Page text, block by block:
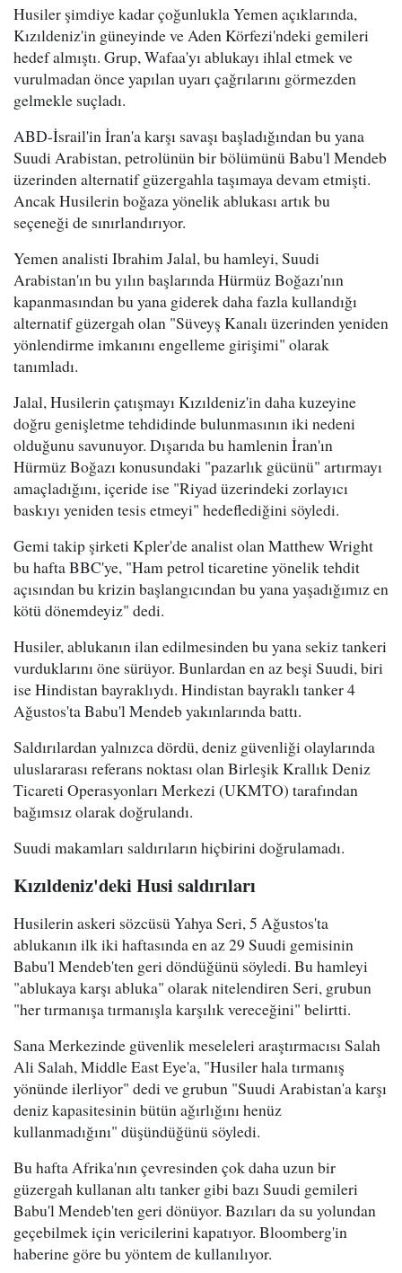
Husiler şimdiye kadar çoğunlukla Yemen açıklarında,
Kızıldeniz'in güneyinde ve Aden Körfezi'ndeki gemileri
hedef almıştı. Grup, Wafaa'yı ablukayı ihlal etmek ve
vurulmadan önce yapılan uyarı çağrılarını görmezden
gelmekle suçladı.
ABD-İsrail'in İran'a karşı savaşı başladığından bu yana
Suudi Arabistan, petrolünün bir bölümünü Babu'l Mendeb
üzerinden alternatif güzergahla taşımaya devam etmişti.
Ancak Husilerin boğaza yönelik ablukası artık bu
seçeneği de sınırlandırıyor.
Yemen analisti Ibrahim Jalal, bu hamleyi, Suudi
Arabistan'ın bu yılın başlarında Hürmüz Boğazı'nın
kapanmasından bu yana giderek daha fazla kullandığı
alternatif güzergah olan "Süveyş Kanalı üzerinden yeniden
yönlendirme imkanını engelleme girişimi" olarak
tanımladı.
Jalal, Husilerin çatışmayı Kızıldeniz'in daha kuzeyine
doğru genişletme tehdidinde bulunmasının iki nedeni
olduğunu savunuyor. Dışarıda bu hamlenin İran'ın
Hürmüz Boğazı konusundaki "pazarlık gücünü" artırmayı
amaçladığını, içeride ise "Riyad üzerindeki zorlayıcı
baskıyı yeniden tesis etmeyi" hedeflediğini söyledi.
Gemi takip şirketi Kpler'de analist olan Matthew Wright
bu hafta BBC'ye, "Ham petrol ticaretine yönelik tehdit
açısından bu krizin başlangıcından bu yana yaşadığımız en
kötü dönemdeyiz" dedi.
Husiler, ablukanın ilan edilmesinden bu yana sekiz tankeri
vurduklarını öne sürüyor. Bunlardan en az beşi Suudi, biri
ise Hindistan bayraklıydı. Hindistan bayraklı tanker 4
Ağustos'ta Babu'l Mendeb yakınlarında battı.
Saldırılardan yalnızca dördü, deniz güvenliği olaylarında
uluslararası referans noktası olan Birleşik Krallık Deniz
Ticareti Operasyonları Merkezi (UKMTO) tarafından
bağımsız olarak doğrulandı.
Suudi makamları saldırıların hiçbirini doğrulamadı.
Kızıldeniz'deki Husi saldırıları
Husilerin askeri sözcüsü Yahya Seri, 5 Ağustos'ta
ablukanın ilk iki haftasında en az 29 Suudi gemisinin
Babu'l Mendeb'ten geri döndüğünü söyledi. Bu hamleyi
"ablukaya karşı abluka" olarak nitelendiren Seri, grubun
"her tırmanışa tırmanışla karşılık vereceğini" belirtti.
Sana Merkezinde güvenlik meseleleri araştırmacısı Salah
Ali Salah, Middle East Eye'a, "Husiler hala tırmanış
yönünde ilerliyor" dedi ve grubun "Suudi Arabistan'a karşı
deniz kapasitesinin bütün ağırlığını henüz
kullanmadığını" düşündüğünü söyledi.
Bu hafta Afrika'nın çevresinden çok daha uzun bir
güzergah kullanan altı tanker gibi bazı Suudi gemileri
Babu'l Mendeb'ten geri dönüyor. Bazıları da su yolundan
geçebilmek için vericilerini kapatıyor. Bloomberg'in
haberine göre bu yöntem de kullanılıyor.